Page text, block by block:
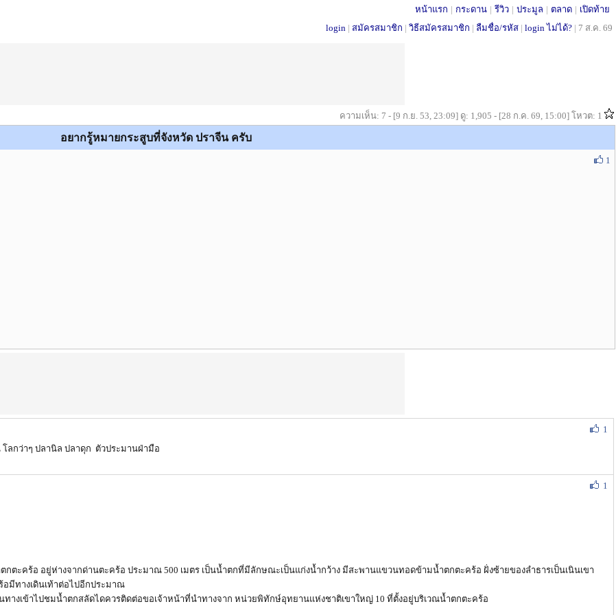
หน้าแรก | กระดาน | รีวิว | ประมูล | ตลาด | เปิดท้าย
login | สมัครสมาชิก | วิธีสมัครสมาชิก | ลืมชื่อ/รหัส | login ไม่ได้? | 7 ส.ค. 69
ความเห็น: 7 - [9 ก.ย. 53, 23:09] ดู: 1,905 - [28 ก.ค. 69, 15:00] โหวต: 1
อยากรู้หมายกระสูบที่จังหวัด ปราจีน ครับ
1
1
กว่าๆ ปลานิล ปลาดุก ตัวประมานฝ่ามือ
1
ะคร้อ อยู่ห่างจากด่านตะคร้อ ประมาณ 500 เมตร เป็นน้ำตกที่มีลักษณะเป็นแก่งน้ำกว้าง มีสะพานแขวนทอดข้ามน้ำตกตะคร้อ ฝั่งซ้ายของลำธารเป็นเนินเขา
อมีทางเดินเท้าต่อไปอีกประมาณ
ทางเข้าไปชมน้ำตกสลัดไดควรติดต่อขอเจ้าหน้าที่นำทางจาก หน่วยพิทักษ์อุทยานแห่งชาติเขาใหญ่ 10 ที่ตั้งอยู่บริเวณน้ำตกตะคร้อ